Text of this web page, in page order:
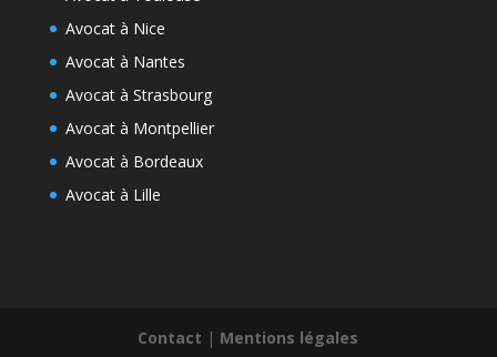
Avocat à Nice
Avocat à Nantes
Avocat à Strasbourg
Avocat à Montpellier
Avocat à Bordeaux
Avocat à Lille
Contact | Mentions légales